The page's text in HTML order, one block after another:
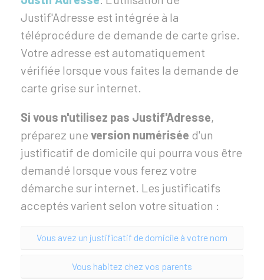
Justif'Adresse est intégrée à la
téléprocédure de demande de carte grise.
Votre adresse est automatiquement
vérifiée lorsque vous faites la demande de
carte grise sur internet.
Si vous n'utilisez pas Justif'Adresse,
préparez une version numérisée d'un
justificatif de domicile qui pourra vous être
demandé lorsque vous ferez votre
démarche sur internet. Les justificatifs
acceptés varient selon votre situation :
Vous avez un justificatif de domicile à votre nom
Vous habitez chez vos parents